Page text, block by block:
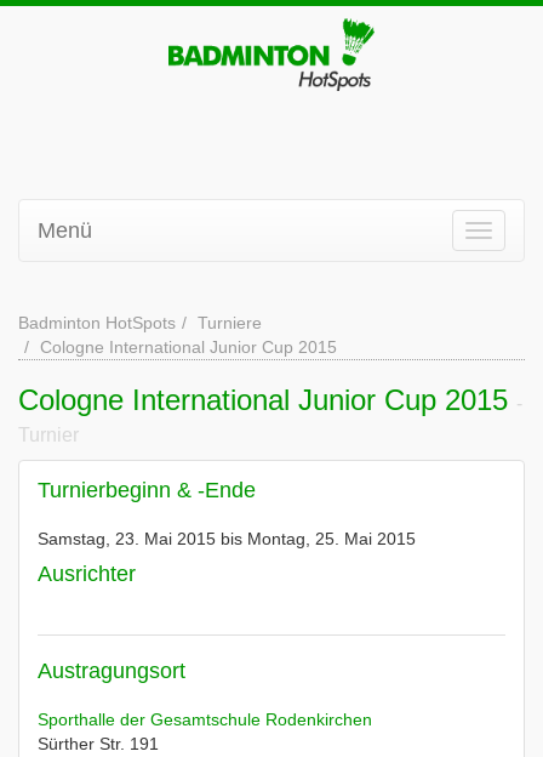
Menü
Badminton HotSpots
Turniere
Cologne International Junior Cup 2015
Cologne International Junior Cup 2015 -
Turnier
Turnierbeginn & -Ende
Samstag, 23. Mai 2015 bis Montag, 25. Mai 2015
Ausrichter
Austragungsort
Sporthalle der Gesamtschule Rodenkirchen
Sürther Str. 191